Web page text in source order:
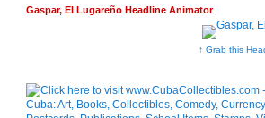
Gaspar, El Lugareño Headline Animator
↑ Grab this